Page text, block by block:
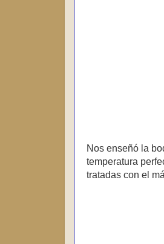
Nos enseñó la
temperatura
tratadas con el